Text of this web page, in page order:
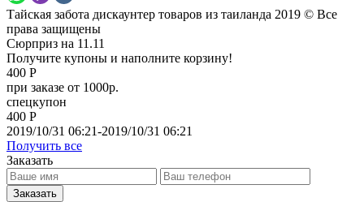
Тайская забота дискаунтер товаров из таиланда 2019 © Все
права защищены
Сюрприз на 11.11
Получите купоны и наполните корзину!
400 Р
при заказе от 1000р.
спецкупон
400 Р
2019/10/31 06:21-2019/10/31 06:21
Получить все
Заказать